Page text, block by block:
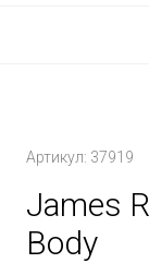
Артикул: 37919
James
Body